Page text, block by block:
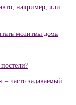
например, или
молитвы дома
часто задаваемый